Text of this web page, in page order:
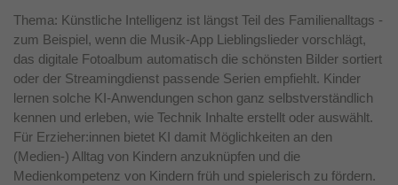
Thema: Künstliche Intelligenz ist längst Teil des Familienalltags -
zum Beispiel, wenn die Musik-App Lieblingslieder vorschlägt,
das digitale Fotoalbum automatisch die schönsten Bilder sortiert
oder der Streamingdienst passende Serien empfiehlt. Kinder
lernen solche KI-Anwendungen schon ganz selbstverständlich
kennen und erleben, wie Technik Inhalte erstellt oder auswählt.
Für Erzieher:innen bietet KI damit Möglichkeiten an den
(Medien-) Alltag von Kindern anzuknüpfen und die
Medienkompetenz von Kindern früh und spielerisch zu fördern.